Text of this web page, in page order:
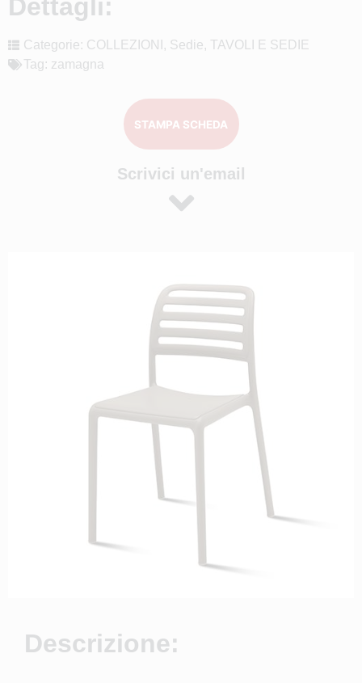
Dettagli:
Categorie: COLLEZIONI , Sedie, TAVOLI E SEDIE
Tag: zamagna
STAMPA SCHEDA
Scrivici un'email
Descrizione: